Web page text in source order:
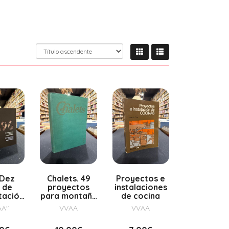
de
en
Chalets. 49
proyectos
para montaña
y plays
VVAA
Proyectos e
instalaciones
de cocina
VVAA